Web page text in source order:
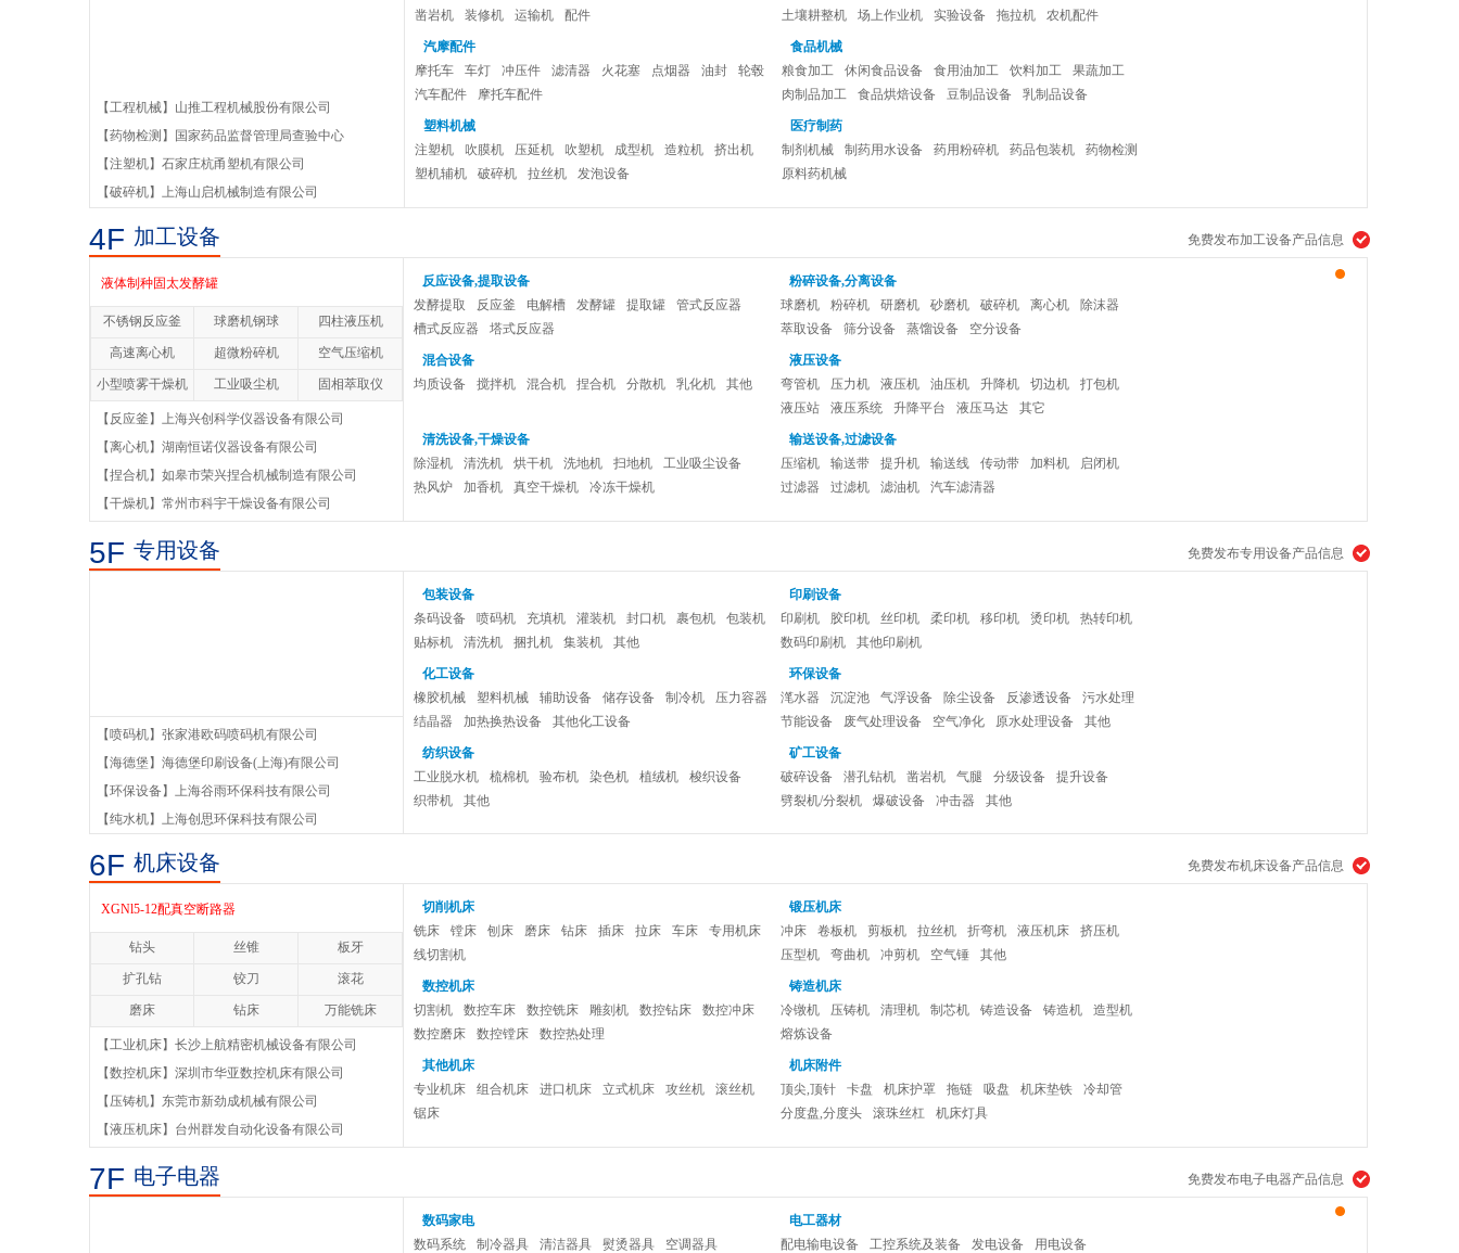
【工程机械】山推工程机械股份有限公司
【药物检测】国家药品监督管理局查验中心
【注塑机】石家庄杭甬塑机有限公司
【破碎机】上海山启机械制造有限公司
凿岩机
装修机 运输机 配件
土壤耕整机
场上作业机 实验设备 拖拉机 农机配件
汽摩配件
摩托车
车灯 冲压件 滤清器 火花塞 点烟器 油封
轮毂
汽车配件
摩托车配件
食品机械
粮食加工
休闲食品设备 食用油加工 饮料加工
果蔬加工
肉制品加工
食品烘焙设备 豆制品设备
乳制品设备
炊事设备
塑料机械
注塑机
吹膜机 压延机 吹塑机 成型机 造粒机
挤出机
塑机辅机
破碎机 拉丝机 发泡设备
医疗制药
制剂机械
制药用水设备 药用粉碎机 药品包装机
药物检测
原料药机械
4F 加工设备 免费发布加工设备产品信息
立式砂磨机
实验室三辊研磨机
四辊研磨机
液体制种固太发酵罐
串联玻璃发酵罐
10L玻璃发酵罐
全自动不锈钢发酵罐
DF系列集热式磁力搅拌器
CJB-S磁力搅拌器
石油岩样高速冷冻离心机YGL-12
不锈钢反应釜 球磨机钢球 四柱液压机
高速离心机 超微粉碎机 空气压缩机
小型喷雾干燥机 工业吸尘机 固相萃取仪
【反应釜】上海兴创科学仪器设备有限公司
【离心机】湖南恒诺仪器设备有限公司
【捏合机】如皋市荣兴捏合机械制造有限公司
【干燥机】常州市科宇干燥设备有限公司
反应设备,提取设备
发酵提取
反应釜 电解槽 发酵罐 提取罐
管式反应器
槽式反应器
塔式反应器
粉碎设备,分离设备
球磨机
粉碎机 研磨机 砂磨机 破碎机 离心机
除沫器
萃取设备
筛分设备 蒸馏设备 空分设备
混合设备
均质设备
搅拌机 混合机 捏合机 分散机 乳化机 其他
液压设备
弯管机
压力机 液压机 油压机 升降机 切边机
打包机
液压站
液压系统 升降平台 液压马达 其它
清洗设备,干燥设备
除湿机
清洗机 烘干机 洗地机 扫地机
工业吸尘设备
热风炉
加香机 真空干燥机 冷冻干燥机
输送设备,过滤设备
压缩机
输送带 提升机 输送线 传动带 加料机
启闭机
过滤器
过滤机 滤油机 汽车滤清器
5F 专用设备 免费发布专用设备产品信息
【喷码机】张家港欧码喷码机有限公司
【海德堡】海德堡印刷设备(上海)有限公司
【环保设备】上海谷雨环保科技有限公司
【纯水机】上海创思环保科技有限公司
包装设备
条码设备
喷码机 充填机 灌装机 封口机 裹包机
包装机
贴标机
清洗机 捆扎机 集装机 其他
印刷设备
印刷机
胶印机 丝印机 柔印机 移印机 烫印机
热转印机
数码印刷机
其他印刷机
化工设备
橡胶机械
塑料机械 辅助设备 储存设备 制冷机
压力容器
结晶器
加热换热设备 其他化工设备
环保设备
滗水器
沉淀池 气浮设备 除尘设备 反渗透设备
污水处理
节能设备
废气处理设备 空气净化 原水处理设备 其他
纺织设备
工业脱水机
梳棉机 验布机 染色机 植绒机
梭织设备
织带机
其他
矿工设备
破碎设备
潜孔钻机 凿岩机 气腿 分级设备
提升设备
劈裂机/分裂机
爆破设备 冲击器 其他
6F 机床设备 免费发布机床设备产品信息
低压开关柜
高压开关柜系列柜型
XGN15-12(II)型柜体结构
XGNl5-12配真空断路器
XGNl5-12Ⅲ型柜体
金属封闭环网开关设备
XGNl5-12型高压开关柜系列
高压开关电柜
高压交流电柜
环氧树脂浇注干式电力变压器
钻头 丝锥 板牙
扩孔钻 铰刀 滚花
磨床 钻床 万能铣床
【工业机床】长沙上航精密机械设备有限公司
【数控机床】深圳市华亚数控机床有限公司
【压铸机】东莞市新劲成机械有限公司
【液压机床】台州群发自动化设备有限公司
切削机床
铣床
镗床 刨床 磨床 钻床 插床 拉床 车床
专用机床
线切割机
锻压机床
冲床
卷板机 剪板机 拉丝机 折弯机 液压机床
挤压机
压型机
弯曲机 冲剪机 空气锤 其他
数控机床
切割机
数控车床 数控铣床 雕刻机 数控钻床
数控冲床
数控磨床
数控镗床 数控热处理
铸造机床
冷镦机
压铸机 清理机 制芯机 铸造设备 铸造机
造型机
熔炼设备
其他机床
专业机床
组合机床 进口机床 立式机床 攻丝机
滚丝机
锯床
机床附件
顶尖,顶针
卡盘 机床护罩 拖链 吸盘 机床垫铁
冷却管
分度盘,分度头
滚珠丝杠 机床灯具
7F 电子电器 免费发布电子电器产品信息
数码家电
数码系统
制冷器具 清洁器具 熨烫器具
空调器具
电工器材
配电输电设备
工控系统及装备 发电设备
用电设备